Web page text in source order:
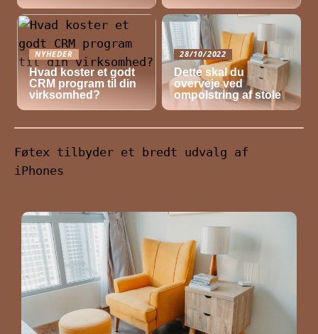
NYHEDER
Hvad koster et godt
CRM program til din
virksomhed?
28/10/2022
Dette skal du
overveje ved
ompolstring af stole
Føtex tilbyder et bredt udvalg af
iPhones